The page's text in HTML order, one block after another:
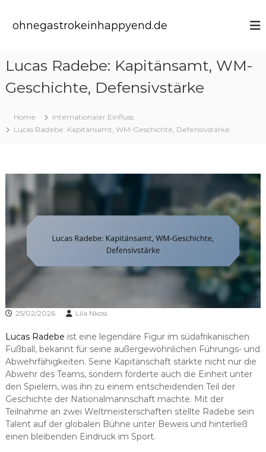
ohnegastrokeinhappyend.de
Lucas Radebe: Kapitänsamt, WM-
Geschichte, Defensivstärke
Home
Internationaler Einfluss
Lucas Radebe: Kapitänsamt, WM-Geschichte, Defensivstärke
25/02/2026 Lila Nkosi
Lucas Radebe ist eine legendäre Figur im südafrikanischen
Fußball, bekannt für seine außergewöhnlichen Führungs- und
Abwehrfähigkeiten. Seine Kapitänschaft stärkte nicht nur die
Abwehr des Teams, sondern förderte auch die Einheit unter
den Spielern, was ihn zu einem entscheidenden Teil der
Geschichte der Nationalmannschaft machte. Mit der
Teilnahme an zwei Weltmeisterschaften stellte Radebe sein
Talent auf der globalen Bühne unter Beweis und hinterließ
einen bleibenden Eindruck im Sport.